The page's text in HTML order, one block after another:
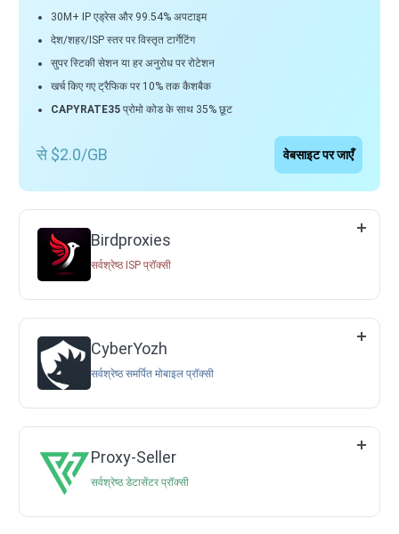
30M+ IP एड्रेस और 99.54% अपटाइम
देश/शहर/ISP स्तर पर विस्तृत टार्गेटिंग
सुपर स्टिकी सेशन या हर अनुरोध पर रोटेशन
खर्च किए गए ट्रैफिक पर 10% तक कैशबैक
CAPYRATE35प्रोमो कोड के साथ 35% छूट
से $2.0/GB वेबसाइट पर जाएँ
Birdproxies
सर्वश्रेष्ठ ISP प्रॉक्सी
CyberYozh
सर्वश्रेष्ठ समर्पित मोबाइल प्रॉक्सी
Proxy-Seller
सर्वश्रेष्ठ डेटासेंटर प्रॉक्सी